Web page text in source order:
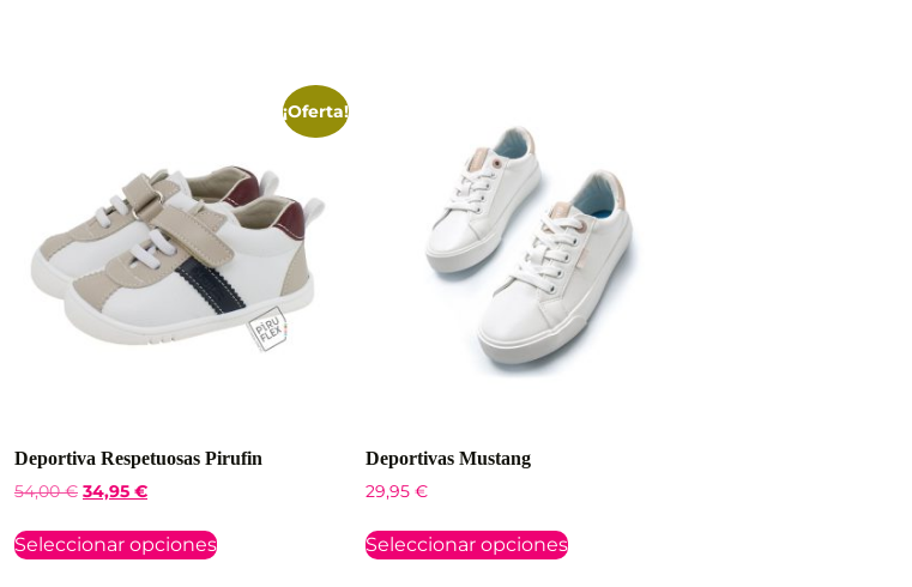
¡Oferta!
Deportiva Respetuosas Pirufin
54,00€ 34,95 €
Seleccionar opciones
Deportivas Mustang
29,95 €
Seleccionar opciones